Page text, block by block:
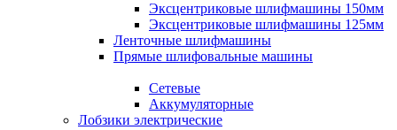
Эксцентриковые шлифмашины 150мм
Эксцентриковые шлифмашины 125мм
Ленточные шлифмашины
Прямые шлифовальные машины
Сетевые
Аккумуляторные
Лобзики электрические